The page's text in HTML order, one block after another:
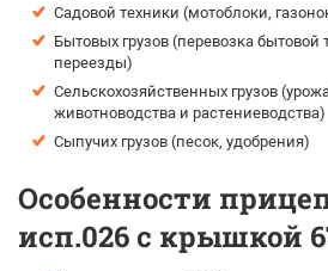
Садовой техники (мотоблоки,
Бытовых грузов (перевозка бытовой
переезды)
Сельскохозяйственных грузов
животноводства и растениеводства)
Сыпучих грузов (песок, удобрения)
Особенности
исп.026 с крышкой